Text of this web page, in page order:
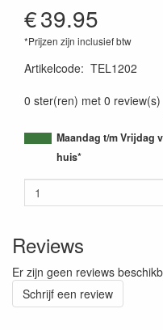
€39.95
*Prijzen zijn inclusief btw
Artikelcode: TEL1202
0 ster(ren) met 0 review(s)
Maandag t/m Vrijdag
huis*
Reviews
Er zijn geen reviews
Schrijf een review